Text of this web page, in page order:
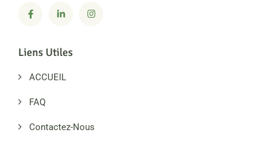
Liens Utiles
ACCUEIL
FAQ
Contactez-Nous